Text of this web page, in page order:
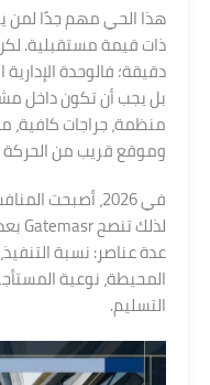
هذا الحي مهم جدًا لمن
ذات قيمة مستقبلية.
دقيقة؛ فالوحدة
بل يجب أن تكون داخل
منظمة، جراجات كافية،
وموقع قريب من الحركة
في 2026، أصبحت
لذلك تنصح Gatemasr بعدم
عدة عناصر: نسبة
المحيطة، نوعية
التسليم.